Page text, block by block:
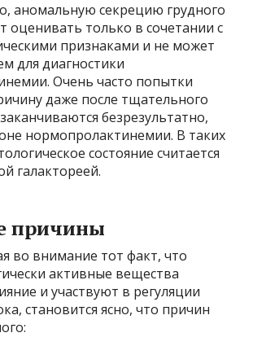
аномальную секрецию грудного
оценивать только в сочетании с
признаками и не может
для диагностики
Очень часто попытки
даже после тщательного
безрезультатно,
нормопролактинемии. В таких
состояние считается
галактореей.
причины
во внимание тот факт, что
активные вещества
и участвуют в регуляции
становится ясно, что причин